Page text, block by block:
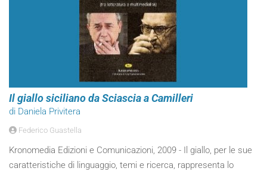
Il giallo siciliano da Sciascia a Camilleri
di Daniela Privitera
Federico Guastella
Kronomedia Edizioni e Comunicazioni, 2009 - Il giallo, per le sue
caratteristiche di linguaggio, temi e ricerca, rappresenta lo